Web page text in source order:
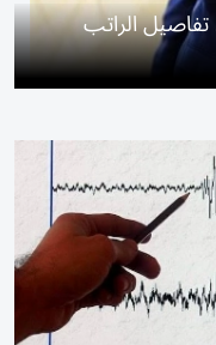
الراتب